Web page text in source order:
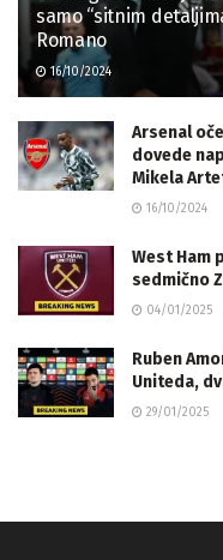
samo “sitnim
Romano
16/10/2024
Arsenal
dovede
Mikela
16/10/2024
West Ham
sedmično
04/01/2025
Ruben
Uniteda,
29/01/2025